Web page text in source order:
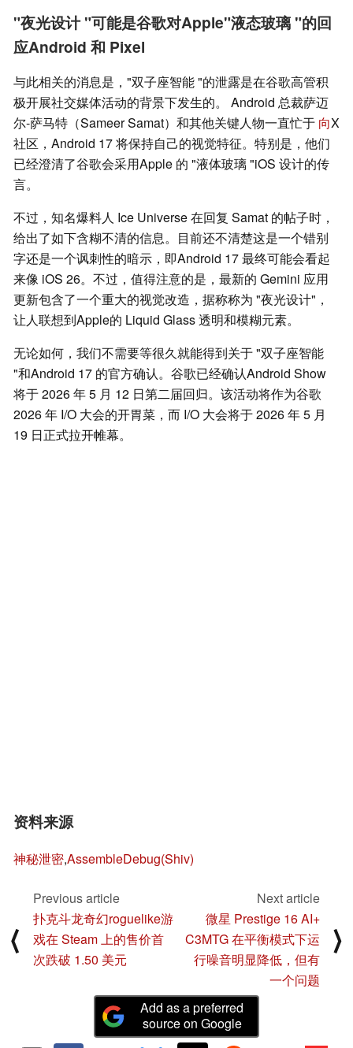
"夜光设计 "可能是谷歌对Apple"液态玻璃 "的回
应Android 和 Pixel
与此相关的消息是，"双子座智能 "的泄露是在谷歌高管积
极开展社交媒体活动的背景下发生的。 Android 总裁萨迈
尔-萨马特（Sameer Samat）和其他关键人物一直忙于 向X
社区，Android 17 将保持自己的视觉特征。特别是，他们
已经澄清了谷歌会采用Apple 的 "液体玻璃 "iOS 设计的传
言。
不过，知名爆料人 Ice Universe 在回复 Samat 的帖子时，
给出了如下含糊不清的信息。目前还不清楚这是一个错别
字还是一个讽刺性的暗示，即Android 17 最终可能会看起
来像 iOS 26。不过，值得注意的是，最新的 Gemini 应用
更新包含了一个重大的视觉改造，据称称为 "夜光设计"，
让人联想到Apple的 Liquid Glass 透明和模糊元素。
无论如何，我们不需要等很久就能得到关于 "双子座智能
"和Android 17 的官方确认。谷歌已经确认Android Show
将于 2026 年 5 月 12 日第二届回归。该活动将作为谷歌
2026 年 I/O 大会的开胃菜，而 I/O 大会将于 2026 年 5 月
19 日正式拉开帷幕。
资料来源
神秘泄密,AssembleDebug(Shiv)
⟨
Previous article
扑克斗龙奇幻roguelike游
戏在 Steam 上的售价首
次跌破 1.50 美元
Next article
微星 Prestige 16 AI+
C3MTG 在平衡模式下运
行噪音明显降低，但有
一个问题
⟩
Add as a preferred
source on Google